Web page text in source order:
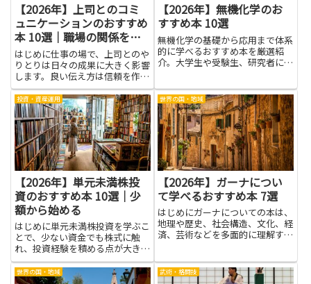
【2026年】上司とのコミ
ュニケーションのおすすめ
本 10選｜職場の関係を良
くする
はじめに仕事の場で、上司とのや
りとりは日々の成果に大きく影響
します。良い伝え方は信頼を作
り、言い間違いや誤解を減らしま
す。相手の期待を読み取り、適切
な質問をする練習を続けること
で、業務の進行がスムーズにな
り、ミスも減ります。聴く力を高
めると...
【2026年】無機化学のお
すすめ本 10選
無機化学の基礎から応用まで体系
的に学べるおすすめ本を厳選紹
介。大学生や受験生、研究者にも
投資・資産運用
【2026年】単元未満株投
資のおすすめ本 10選｜少
額から始める
はじめに単元未満株投資を学ぶこ
とで、少ない資金でも株式に触
れ、投資経験を積める点が大きな
メリットです。本を通して、単元
未満株投資の仕組みや注文方法、
世界の国・地域
【2026年】ガーナについ
て学べるおすすめ本 7選
はじめにガーナについての本は、
地理や歴史、社会構造、文化、経
済、芸術などを多面的に理解する
る際の基礎知識を固めるだけでな
く、現地の暮らしぶりや人々の価
世界の国・地域 武術・格闘技